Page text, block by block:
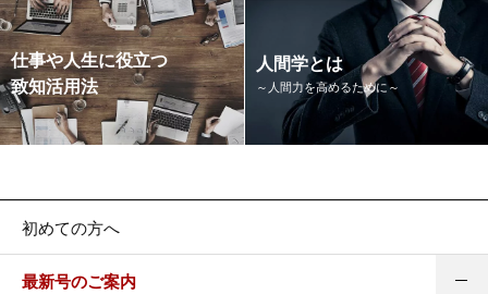
仕事や人生に役立つ
致知活用法
人間学とは
～人間力を高めるために～
初めての方へ
最新号のご案内